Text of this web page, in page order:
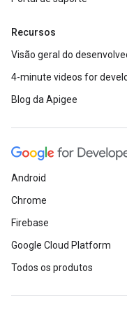
Recursos
Visão geral do
4-minute videos for
Blog da Apigee
Android
Chrome
Firebase
Google Cloud Platform
Todos os produtos